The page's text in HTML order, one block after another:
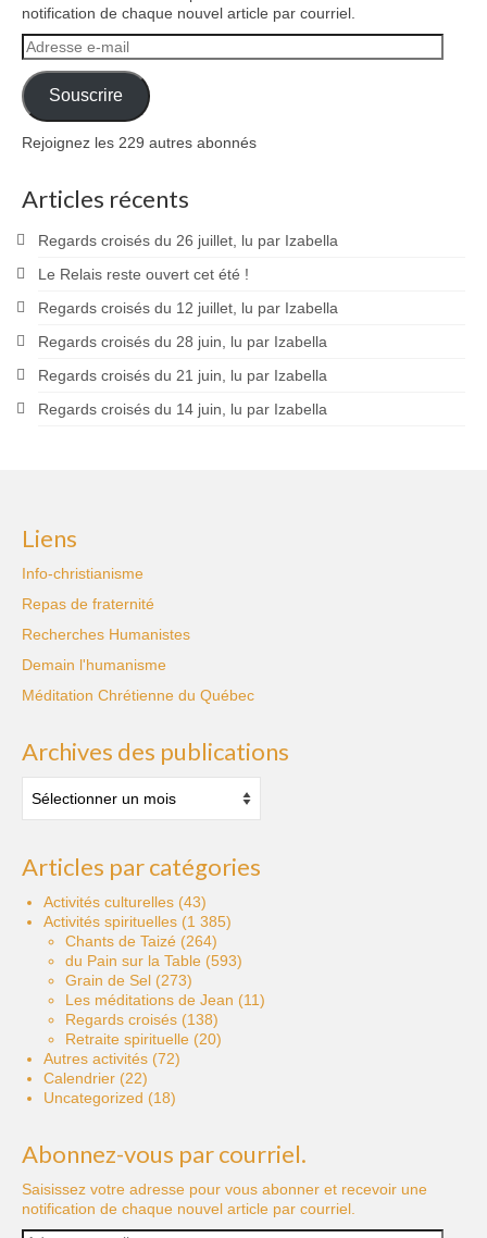
notification de chaque nouvel article par courriel.
Adresse
e-
mail
Souscrire
Rejoignez les 229 autres abonnés
Articles récents
Regards croisés du 26 juillet, lu par Izabella
Le Relais reste ouvert cet été !
Regards croisés du 12 juillet, lu par Izabella
Regards croisés du 28 juin, lu par Izabella
Regards croisés du 21 juin, lu par Izabella
Regards croisés du 14 juin, lu par Izabella
Liens
Info-christianisme
Repas de fraternité
Recherches Humanistes
Demain l'humanisme
Méditation Chrétienne du Québec
Archives des publications
des
publications
Articles par catégories
Activités culturelles (43)
Activités spirituelles (1 385)
Chants de Taizé (264)
du Pain sur la Table (593)
Grain de Sel (273)
Les méditations de Jean (11)
Regards croisés (138)
Retraite spirituelle (20)
Autres activités (72)
Calendrier (22)
Uncategorized (18)
Abonnez-vous par courriel.
Saisissez votre adresse pour vous abonner et recevoir une
notification de chaque nouvel article par courriel.